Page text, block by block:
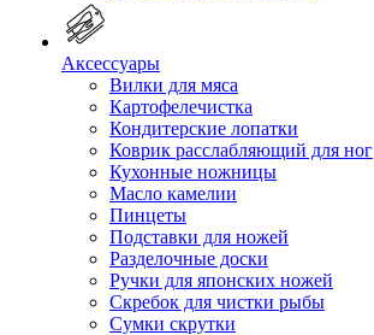
Аксессуары
Вилки для мяса
Картофелечистка
Кондитерские лопатки
Коврик расслабляющий для ног
Кухонные ножницы
Масло камелии
Пинцеты
Подставки для ножей
Разделочные доски
Ручки для японских ножей
Скребок для чистки рыбы
Сумки скрутки